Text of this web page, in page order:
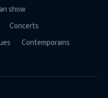
show
Concerts
Contemporains